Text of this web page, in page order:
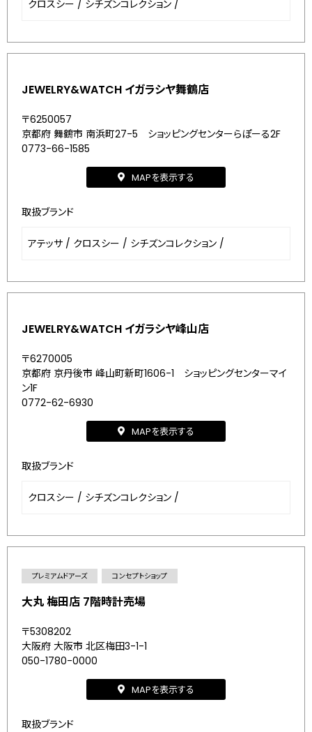
クロスシー / シチズンコレクション /
JEWELRY&WATCH イガラシヤ舞鶴店
〒6250057
京都府 舞鶴市 南浜町27-5 ショッピングセンターらぽーる2F
0773-66-1585
MAPを表示する
取扱ブランド
アテッサ / クロスシー / シチズンコレクション /
JEWELRY&WATCH イガラシヤ峰山店
〒6270005
京都府 京丹後市 峰山町新町1606-1 ショッピングセンターマイ
ン1F
0772-62-6930
MAPを表示する
取扱ブランド
クロスシー / シチズンコレクション /
プレミアムドアーズ コンセプトショップ
大丸 梅田店 7階時計売場
〒5308202
大阪府 大阪市 北区梅田3-1-1
050-1780-0000
MAPを表示する
取扱ブランド